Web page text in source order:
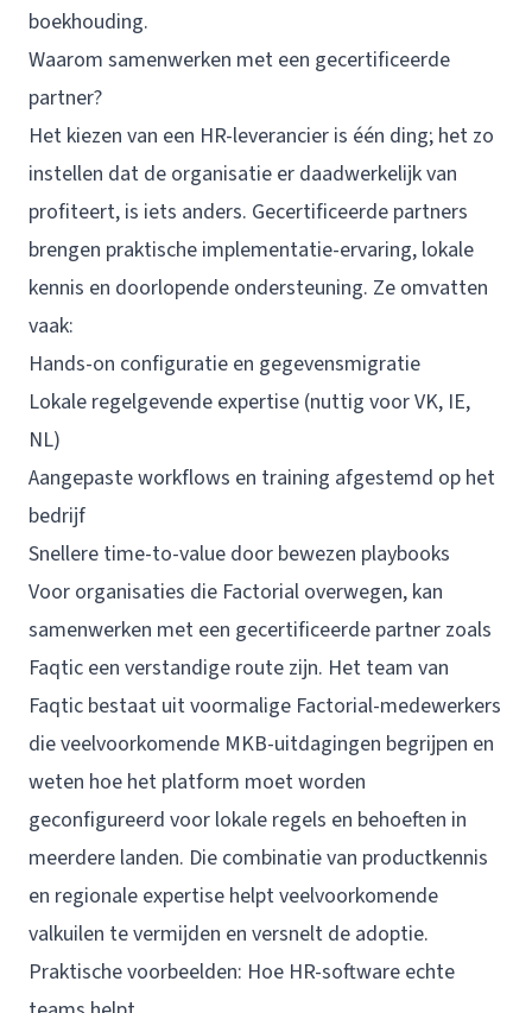
boekhouding.
Waarom samenwerken met een gecertificeerde
partner?
Het kiezen van een HR-leverancier is één ding; het zo
instellen dat de organisatie er daadwerkelijk van
profiteert, is iets anders. Gecertificeerde partners
brengen praktische implementatie-ervaring, lokale
kennis en doorlopende ondersteuning. Ze omvatten
vaak:
Hands-on configuratie en gegevensmigratie
Lokale regelgevende expertise (nuttig voor VK, IE,
NL)
Aangepaste workflows en training afgestemd op het
bedrijf
Snellere time-to-value door bewezen playbooks
Voor organisaties die Factorial overwegen, kan
samenwerken met een gecertificeerde partner zoals
Faqtic een verstandige route zijn. Het team van
Faqtic bestaat uit voormalige Factorial-medewerkers
die veelvoorkomende MKB-uitdagingen begrijpen en
weten hoe het platform moet worden
geconfigureerd voor lokale regels en behoeften in
meerdere landen. Die combinatie van productkennis
en regionale expertise helpt veelvoorkomende
valkuilen te vermijden en versnelt de adoptie.
Praktische voorbeelden: Hoe HR-software echte